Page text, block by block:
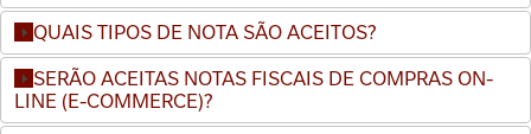
QUAIS TIPOS DE NOTA SÃO ACEITOS?
SERÃO ACEITAS NOTAS FISCAIS DE COMPRAS ON-
LINE (E-COMMERCE)?